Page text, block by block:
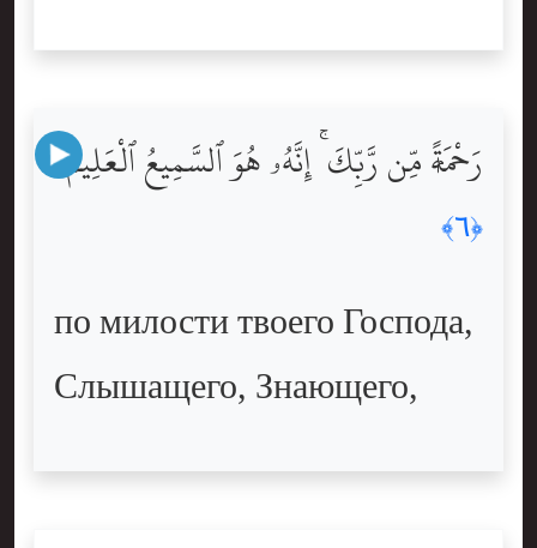
رَحْمَةًۭ مِّن رَّبِّكَ ۚ إِنَّهُۥ هُوَ ٱلسَّمِيعُ ٱلْعَلِيمُ
﴿٦﴾
по милости твоего Господа,
Слышащего, Знающего,